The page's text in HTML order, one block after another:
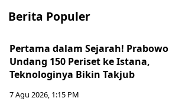
Berita Populer
Pertama dalam Sejarah! Prabowo
Undang 150 Periset ke Istana,
Teknologinya Bikin Takjub
7 Agu 2026, 1:15 PM